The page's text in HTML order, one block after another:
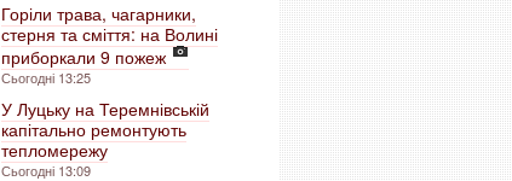
Горіли трава, чагарники,
стерня та сміття: на Волині
приборкали 9 пожеж
Сьогодні 13:25
У Луцьку на Теремнівській
капітально ремонтують
тепломережу
Сьогодні 13:09